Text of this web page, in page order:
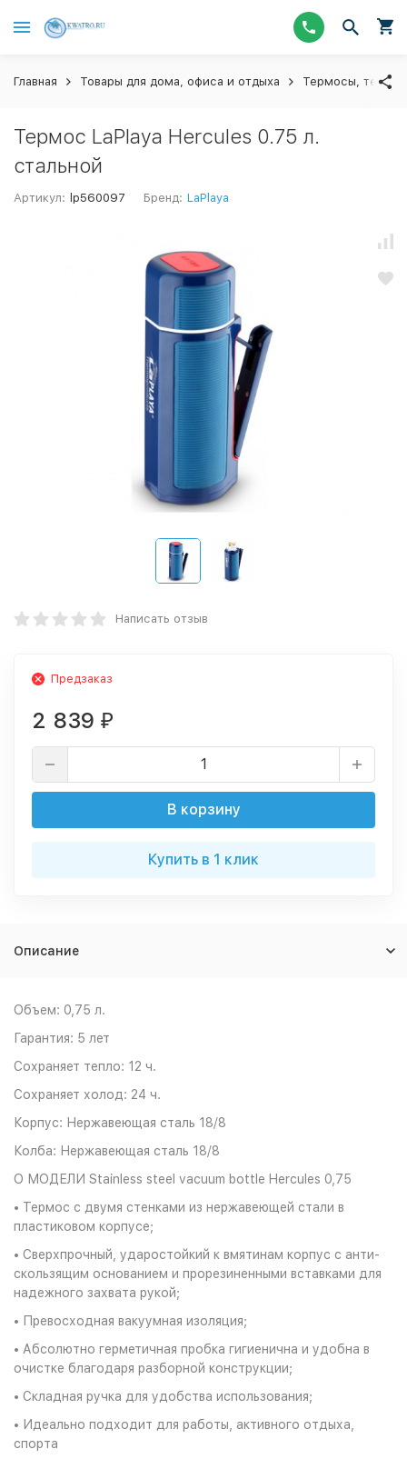
Главная Товары для дома, офиса и отдыха Термосы,
Термос LaPlaya Hercules 0.75 л.
стальной
Артикул: lp560097 Бренд: LaPlaya
Написать отзыв
Предзаказ
2 839 ₽
В корзину
Купить в 1 клик
Описание
Объем: 0,75 л.
Гарантия: 5 лет
Сохраняет тепло: 12 ч.
Сохраняет холод: 24 ч.
Корпус: Нержавеющая сталь 18/8
Колба: Нержавеющая сталь 18/8
О МОДЕЛИ Stainless steel vacuum bottle Hercules 0,75
• Термос с двумя стенками из нержавеющей стали в
пластиковом корпусе;
• Сверхпрочный, ударостойкий к вмятинам корпус с анти-
скользящим основанием и прорезиненными вставками для
надежного захвата рукой;
• Превосходная вакуумная изоляция;
• Абсолютно герметичная пробка гигиенична и удобна в
очистке благодаря разборной конструкции;
• Складная ручка для удобства использования;
• Идеально подходит для работы, активного отдыха,
спорта